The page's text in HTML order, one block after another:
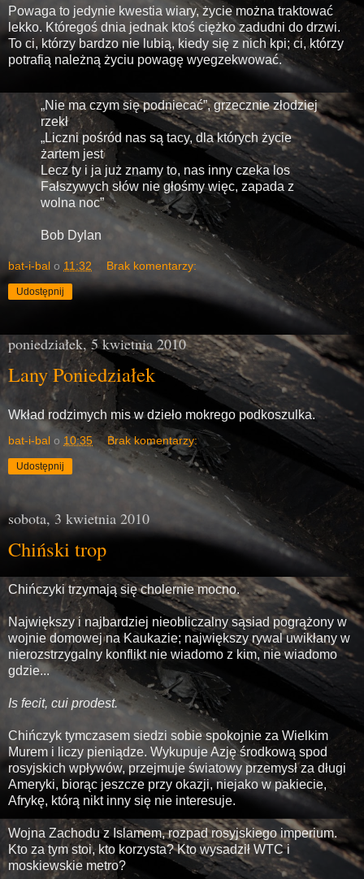
Powaga to jedynie kwestia wiary, życie można traktować
lekko. Któregoś dnia jednak ktoś ciężko zadudni do drzwi.
To ci, którzy bardzo nie lubią, kiedy się z nich kpi; ci, którzy
potrafią należną życiu powagę wyegzekwować.
„Nie ma czym się podniecać”, grzecznie złodziej
rzekł
„Liczni pośród nas są tacy, dla których życie
żartem jest
Lecz ty i ja już znamy to, nas inny czeka los
Fałszywych słów nie głośmy więc, zapada z
wolna noc”
Bob Dylan
bat-i-bal o 11:32 Brak komentarzy:
Udostępnij
poniedziałek, 5 kwietnia 2010
Lany Poniedziałek
Wkład rodzimych mis w dzieło mokrego podkoszulka.
bat-i-bal o 10:35 Brak komentarzy:
Udostępnij
sobota, 3 kwietnia 2010
Chiński trop
Chińczyki trzymają się cholernie mocno.
Największy i najbardziej nieobliczalny sąsiad pogrążony w
wojnie domowej na Kaukazie; największy rywal uwikłany w
nierozstrzygalny konflikt nie wiadomo z kim, nie wiadomo
gdzie...
Is fecit, cui prodest.
Chińczyk tymczasem siedzi sobie spokojnie za Wielkim
Murem i liczy pieniądze. Wykupuje Azję środkową spod
rosyjskich wpływów, przejmuje światowy przemysł za długi
Ameryki, biorąc jeszcze przy okazji, niejako w pakiecie,
Afrykę, którą nikt inny się nie interesuje.
Wojna Zachodu z Islamem, rozpad rosyjskiego imperium.
Kto za tym stoi, kto korzysta? Kto wysadził WTC i
moskiewskie metro?